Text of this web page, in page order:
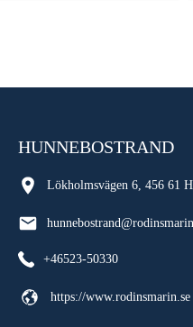
HUNNEBOSTRAND
Lökholmsvägen 6, 456 61
+46523-50330
https://www.rodinsmarin.se